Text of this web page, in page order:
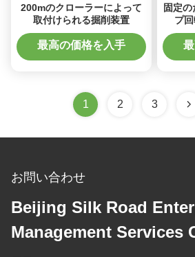
200mのクローラーによって
取付けられる掘削装置
最高の価格を入手
固定
プ
1 2 3
お問い合わせ
Beijing Silk Road
Management Services